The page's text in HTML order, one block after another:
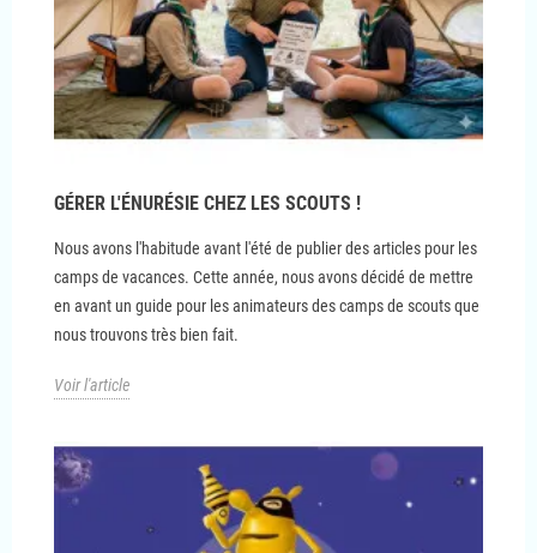
GÉRER L'ÉNURÉSIE CHEZ LES SCOUTS !
Nous avons l'habitude avant l'été de publier des articles pour les
camps de vacances. Cette année, nous avons décidé de mettre
en avant un guide pour les animateurs des camps de scouts que
nous trouvons très bien fait.
Voir l'article